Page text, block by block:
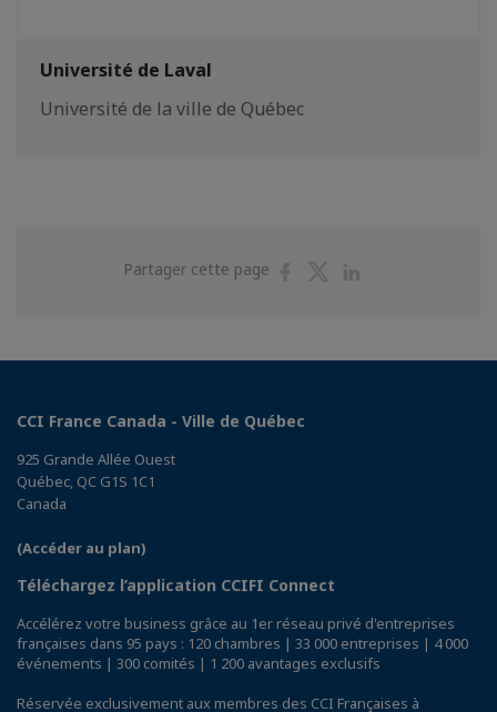
Université de Laval
Université de la ville de Québec
Partager cette page
PartagerPartager
CCI France Canada - Ville de Québec
925 Grande Allée Ouest
Québec, QC G1S 1C1
Canada
(Accéder au plan)
Téléchargez l’application CCIFI Connect
Accélérez votre business grâce au 1er réseau privé d'entreprises
françaises dans 95 pays : 120 chambres | 33 000 entreprises | 4 000
événements | 300 comités | 1 200 avantages exclusifs
Réservée exclusivement aux membres des CCI Françaises à